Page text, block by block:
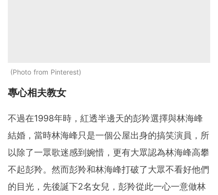
Photo from Pinterest
專心相夫教女
不過在1998年時，紅透半邊天的彭羚選擇與林海峰
結婚，當時林海峰只是一個公屋出身的搞笑演員，所
以除了一眾歌迷感到婉惜，更有大眾認為林海峰高攀
不起彭羚。然而彭羚和林海峰打破了大眾不看好他們
的目光，先後誕下2名女兒，彭羚從此一心一意做林